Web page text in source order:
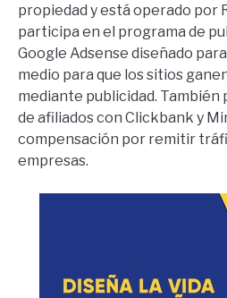
propiedad y está operado por
participa en el programa de
Google Adsense diseñado
medio para que los sitios
mediante publicidad.
de afiliados con Clickbank y
compensación por remitir
empresas.